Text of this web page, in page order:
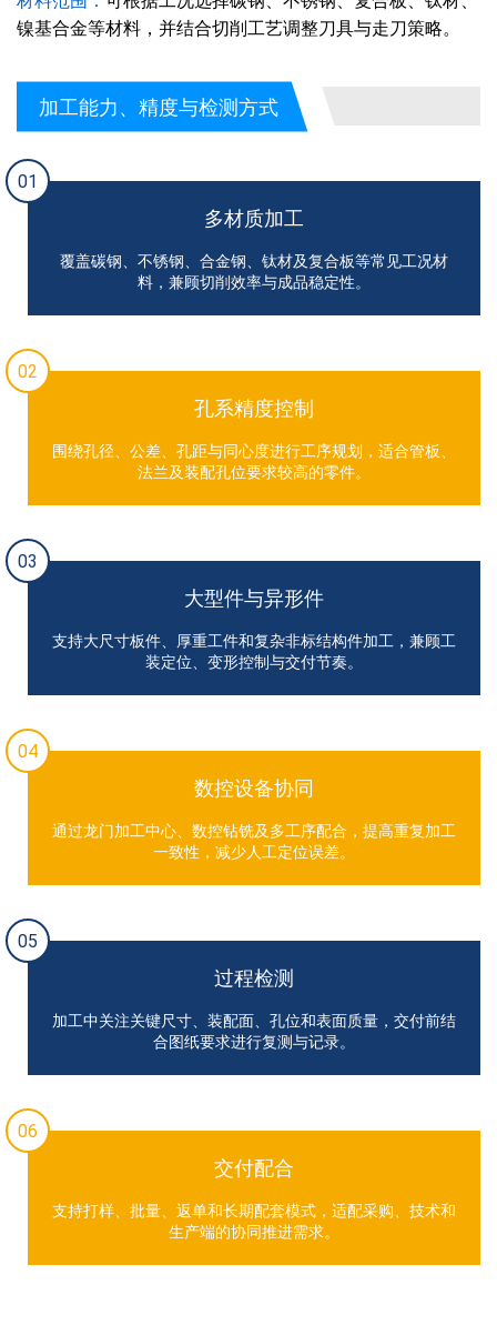
镍基合金等材料，并结合切削工艺调整刀具与走刀策略。
加工能力、精度与检测方式
01
多材质加工
覆盖碳钢、不锈钢、合金钢、钛材及复合板等常见工况材
料，兼顾切削效率与成品稳定性。
02
孔系精度控制
围绕孔径、公差、孔距与同心度进行工序规划，适合管板、
法兰及装配孔位要求较高的零件。
03
大型件与异形件
支持大尺寸板件、厚重工件和复杂非标结构件加工，兼顾工
装定位、变形控制与交付节奏。
04
数控设备协同
通过龙门加工中心、数控钻铣及多工序配合，提高重复加工
一致性，减少人工定位误差。
05
过程检测
加工中关注关键尺寸、装配面、孔位和表面质量，交付前结
合图纸要求进行复测与记录。
06
交付配合
支持打样、批量、返单和长期配套模式，适配采购、技术和
生产端的协同推进需求。